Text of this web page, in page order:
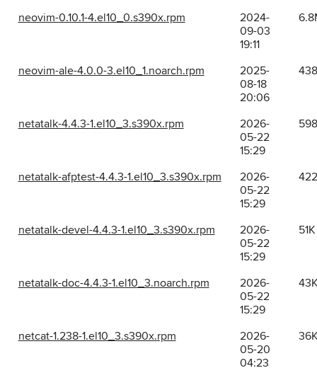
neovim-0.10.1-4.el10_0.s390x.rpm
2024-
09-03
19:11
neovim-ale-4.0.0-3.el10_1.noarch.rpm
2025-
08-18
20:06
netatalk-4.4.3-1.el10_3.s390x.rpm
2026-
05-22
15:29
netatalk-afptest-4.4.3-1.el10_3.s390x.rpm
2026-
05-22
15:29
netatalk-devel-4.4.3-1.el10_3.s390x.rpm
2026-
05-22
15:29
51K
netatalk-doc-4.4.3-1.el10_3.noarch.rpm
2026-
05-22
15:29
netcat-1.238-1.el10_3.s390x.rpm
2026-
05-20
04:23